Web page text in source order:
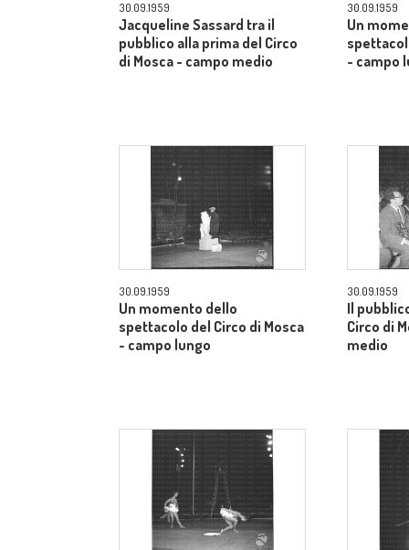
30.09.1959
Jacqueline Sassard tra il
pubblico alla prima del Circo
di Mosca - campo medio
30.09.1959
Un
- campo
30.09.1959
Un momento dello
spettacolo del Circo di Mosca
- campo lungo
30.09.1959
Il
Circo di
medio